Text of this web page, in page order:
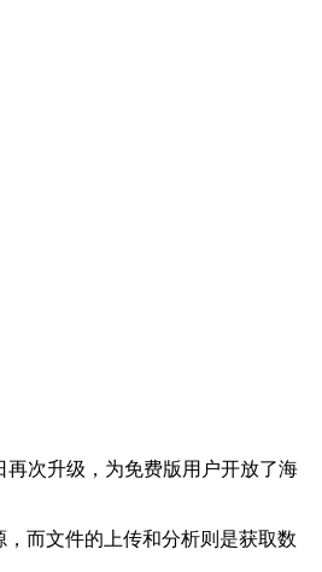
次升级，为免费版用户开放了海
而文件的上传和分析则是获取数